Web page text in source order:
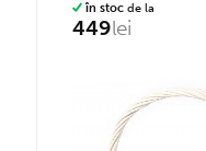
în stoc de la
449lei